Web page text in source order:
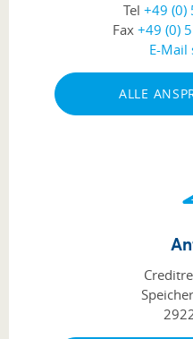
Tel +49 (0)
Fax +49 (0)
E-Mail
ALLE